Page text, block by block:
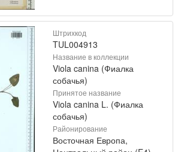
Штрихкод
TUL004913
Название в коллекции
Viola canina (Фиалка
собачья)
Принятое название
Viola canina L. (Фиалка
собачья)
Районирование
Восточная Европа,